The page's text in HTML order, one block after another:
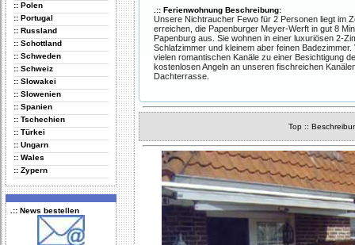
:: Polen
:: Portugal
:: Russland
:: Schottland
:: Schweden
:: Schweiz
:: Slowakei
:: Slowenien
:: Spanien
:: Tschechien
:: Türkei
:: Ungarn
:: Wales
:: Zypern
.:: News bestellen
.:: Ferienwohnung Beschreibung:
Unsere Nichtraucher Fewo für 2 Personen liegt im
erreichen, die Papenburger Meyer-Werft in gut 8
Papenburg aus. Sie wohnen in einer luxuriösen 2-
Schlafzimmer und kleinem aber feinen
vielen romantischen Kanäle zu einer Besichtigung
kostenlosen Angeln an unseren fischreichen
Dachterrasse.
Top ::